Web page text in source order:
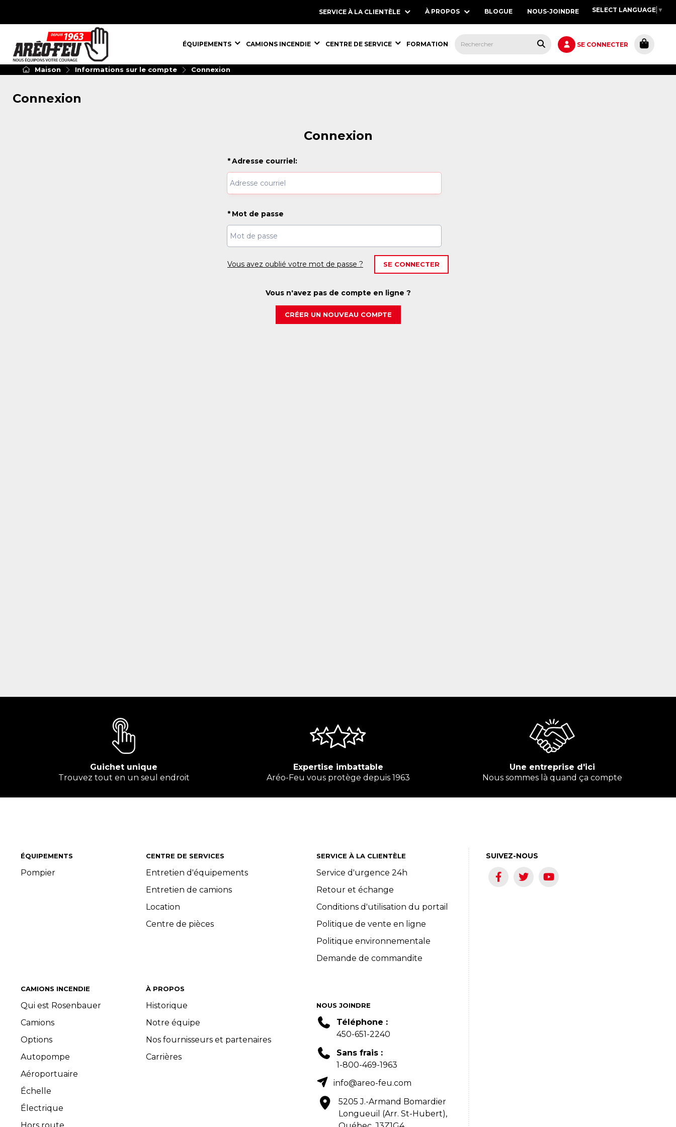
SERVICE À LA CLIENTÈLE À PROPOS BLOGUE NOUS-JOINDRE SELECT LANGUAGE ▼
SE CONNECTER
ÉQUIPEMENTS,
ÉQUIPEMENTS ÉQUIPEMENTS,
CAMIONS INCENDIE ÉQUIPEMENTS,
CENTRE DE SERVICE ÉQUIPEMENTS,
FORMATION
Maison Informations sur le compte Connexion
Connexion
Connexion
*Adresse courriel:
* Mot de passe
Vous avez oublié votre mot de passe ? SE CONNECTER
Vous n'avez pas de compte en ligne ?
CRÉER UN NOUVEAU COMPTE
Guichet unique
Trouvez tout en un seul endroit
Expertise imbattable
Aréo-Feu vous protège depuis 1963
Une entreprise d'ici
Nous sommes là quand ça compte
ÉQUIPEMENTS
Pompier
CAMIONS INCENDIE
Qui est Rosenbauer
Camions
Options
Autopompe
Aéroportuaire
Échelle
Électrique
CENTRE DE SERVICES
Entretien d'équipements
Entretien de camions
Location
Centre de pièces
À PROPOS
Historique
Notre équipe
Nos fournisseurs et partenaires
Carrières
SERVICE À LA CLIENTÈLE
Service d'urgence 24h
Retour et échange
Conditions d'utilisation du portail
Politique de vente en ligne
Politique environnementale
Demande de commandite
NOUS JOINDRE
Téléphone :
450-651-2240
Sans frais :
1-800-469-1963
info@areo-feu.com
5205 J.-Armand Bomardier
Longueuil (Arr. St-Hubert),
SUIVEZ-NOUS